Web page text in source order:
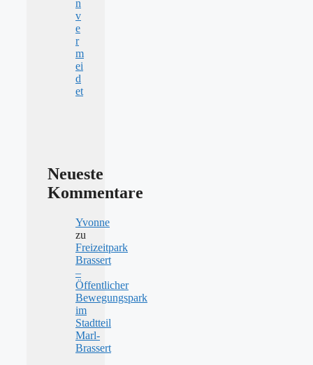
n
v
e
r
m
ei
d
et
Neueste
Kommentare
Yvonne
zu
Freizeitpark
Brassert
–
Öffentlicher
Bewegungspark
im
Stadtteil
Marl-
Brassert